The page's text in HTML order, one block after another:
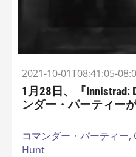
2021-10-01T08:41:05-
1月28日、『Innistrad:
ンダー・パーティー
コマンダー・パーティー,
Hunt